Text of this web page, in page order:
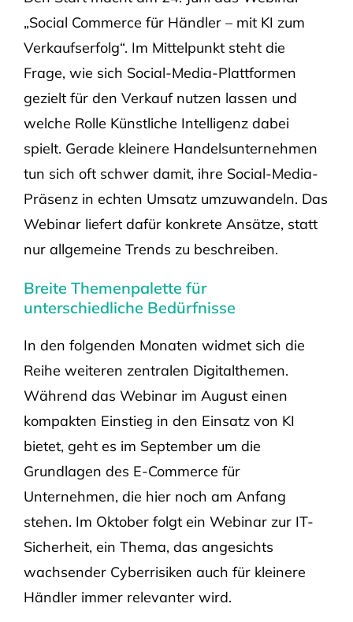
„Social Commerce für Händler – mit KI zum
Verkaufserfolg“. Im Mittelpunkt steht die
Frage, wie sich Social-Media-Plattformen
gezielt für den Verkauf nutzen lassen und
welche Rolle Künstliche Intelligenz dabei
spielt. Gerade kleinere Handelsunternehmen
tun sich oft schwer damit, ihre Social-Media-
Präsenz in echten Umsatz umzuwandeln. Das
Webinar liefert dafür konkrete Ansätze, statt
nur allgemeine Trends zu beschreiben.
Breite Themenpalette für
unterschiedliche Bedürfnisse
In den folgenden Monaten widmet sich die
Reihe weiteren zentralen Digitalthemen.
Während das Webinar im August einen
kompakten Einstieg in den Einsatz von KI
bietet, geht es im September um die
Grundlagen des E-Commerce für
Unternehmen, die hier noch am Anfang
stehen. Im Oktober folgt ein Webinar zur IT-
Sicherheit, ein Thema, das angesichts
wachsender Cyberrisiken auch für kleinere
Händler immer relevanter wird.